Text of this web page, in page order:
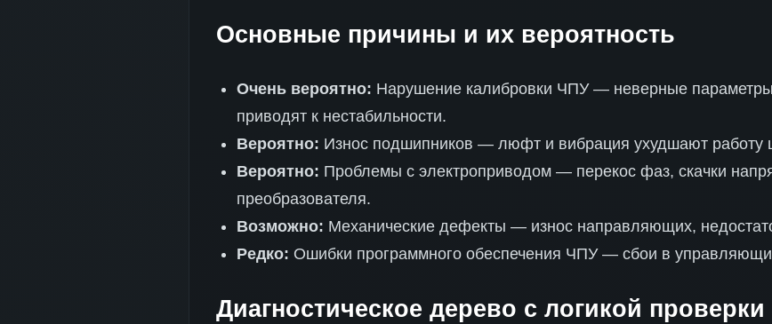
Основные причины и их вероятность
Очень вероятно: Нарушение калибровки ЧПУ — неверные
приводят к нестабильности.
Вероятно: Износ подшипников — люфт и вибрация ухудшают работу
Вероятно: Проблемы с электроприводом — перекос фаз, скачки
преобразователя.
Возможно: Механические дефекты — износ направляющих,
Редко: Ошибки программного обеспечения ЧПУ — сбои в
Диагностическое дерево с логикой проверки